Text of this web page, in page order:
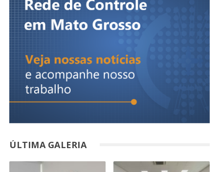
ÚLTIMA GALERIA